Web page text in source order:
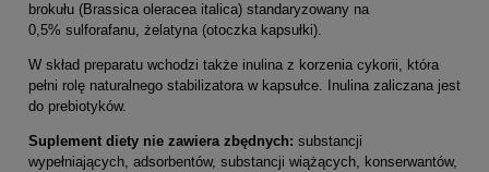
brokułu (Brassica oleracea italica) standaryzowany na
0,5% sulforafanu, żelatyna (otoczka kapsułki).
W skład preparatu wchodzi także inulina z korzenia cykorii, która
pełni rolę naturalnego stabilizatora w kapsułce. Inulina zaliczana jest
do prebiotyków.
Suplement diety nie zawiera zbędnych: substancji
wypełniających, adsorbentów, substancji wiążących, konserwantów,